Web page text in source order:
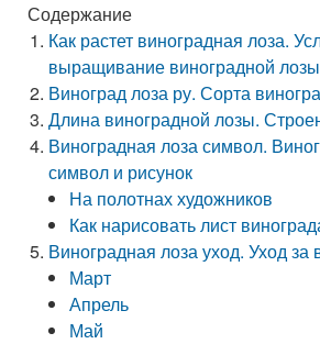
Содержание
Как растет виноградная лоза.
выращивание виноградной лозы
Виноград лоза ру. Сорта
Длина виноградной лозы.
Виноградная лоза символ.
символ и рисунок
На полотнах художников
Как нарисовать лист
Виноградная лоза уход. Уход за
Март
Апрель
Май